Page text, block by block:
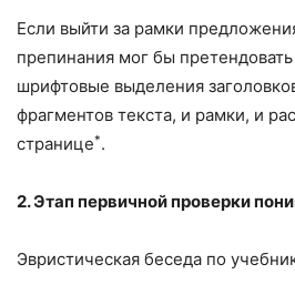
Если выйти за рамки
препинания мог бы
шрифтовые выделения
фрагментов текста, и рамки, и
странице*.
2. Этап первичной проверки
Эвристическая беседа по